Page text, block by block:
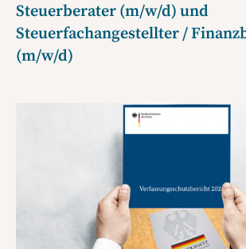
Steuerberater (m/w/d) und
Steuerfachangestellter /
(m/w/d)